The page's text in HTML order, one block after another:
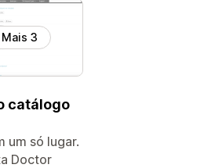
3
catálogo
um só lugar.
Doctor